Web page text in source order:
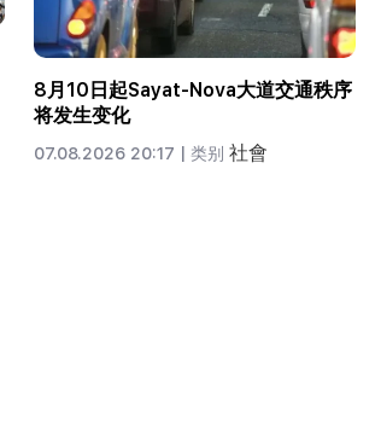
8月10日起Sayat-Nova大道交通秩序
将发生变化
07.08.2026 20:17 | 类别 社會